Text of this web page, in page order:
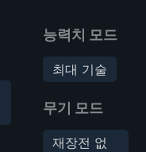
능력치 모드
최대 기술
무기 모드
재장전 없